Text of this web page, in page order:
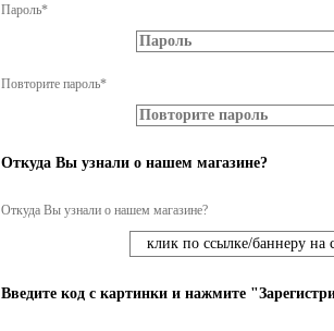
Пароль*
Повторите пароль*
Откуда Вы узнали о нашем магазине?
Откуда Вы узнали о нашем магазине?
Введите код с картинки и нажмите